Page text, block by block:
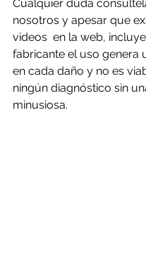
Cualquier duda
nosotros y apesar que
videos  en la web,
fabricante el uso genera
en cada daño y no es
ningún diagnóstico sin
minusiosa.